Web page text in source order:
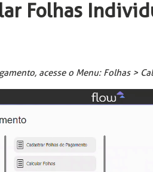
Folhas
acesse o Menu: Folhas >